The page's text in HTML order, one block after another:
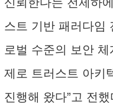
스트 기반 패러다임
로벌 수준의 보안
제로 트러스트 아키
진행해 왔다”고 전했